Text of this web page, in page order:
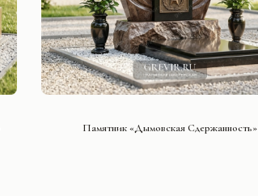
Памятник «Дымовская Сдержанность»